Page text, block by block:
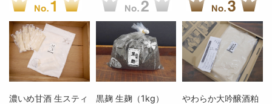
濃いめ甘酒 生スティ
黒麹 生麹（1kg）
やわらか大吟醸酒粕